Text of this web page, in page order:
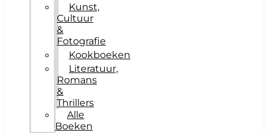
Kunst,
Cultuur
&
Fotografie
Kookboeken
Literatuur,
Romans
&
Thrillers
Alle
Boeken